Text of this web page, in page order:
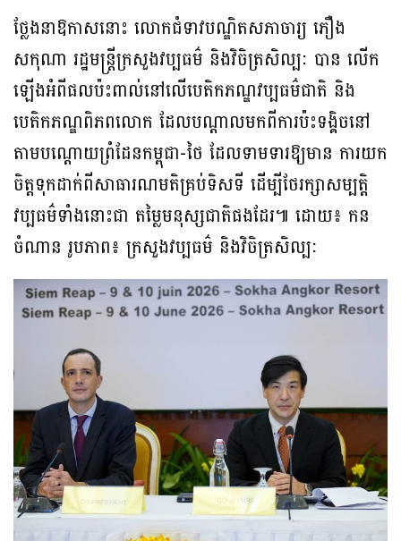
ថ្លែងនាឱកាសនោះ លោកជំទាវបណ្ឌិតសភាចារ្យ ភឿង
សកុណា រដ្ឋមន្ត្រីក្រសួងវប្បធម៌ និងវិចិត្រសិល្បៈ បាន លើក
ឡើងអំពីផលប៉ះពាល់នៅលើបេតិកភណ្ឌវប្បធម៌ជាតិ និង
បេតិកភណ្ឌពិភពលោក ដែលបណ្តាលមកពីការប៉ះទង្គិចនៅ
តាមបណ្តោយព្រំដែនកម្ពុជា-ថៃ ដែលទាមទារឱ្យមាន ការយក
ចិត្តទុកដាក់ពីសាធារណមតិគ្រប់ទិសទី ដើម្បីថែរក្សាសម្បត្តិ
វប្បធម៌ទាំងនោះជា តម្លៃមនុស្សជាតិផងដែរ៕ ដោយ៖ កន
ចំណាន រូបភាព៖ ក្រសួងវប្បធម៌ និងវិចិត្រសិល្បៈ